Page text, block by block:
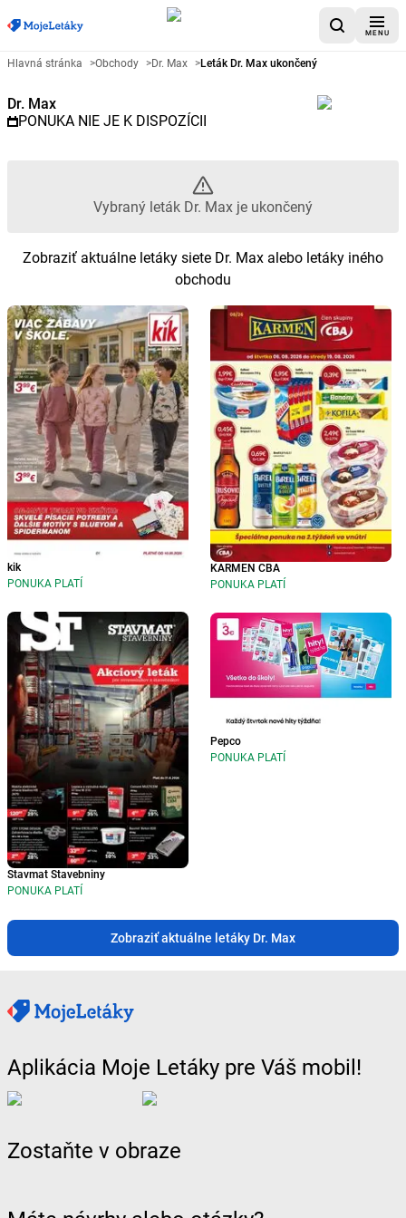
MENU
Reklamný leták Dr. Max -
Hlavná stránka >Obchody >Dr. Max >Leták Dr. Max ukončený
Dr. Max
PONUKA NIE JE K DISPOZÍCII
Vybraný leták Dr. Max je ukončený
Zobraziť aktuálne letáky siete Dr. Max alebo letáky iného
obchodu
kik
PONUKA PLATÍ
Stavmat Stavebniny
PONUKA PLATÍ
KARMEN CBA
PONUKA PLATÍ
Pepco
PONUKA PLATÍ
Zobraziť aktuálne letáky Dr. Max
Aplikácia Moje Letáky pre Váš mobil!
Zostaňte v obraze